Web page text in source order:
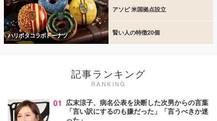
ハリポタコラボドーナツ
アソビ 米国拠点設立
賢い人の特徴20個
記事ランキング
RANKING
01 広末涼子、病名公表を決断した次男からの言葉
「言い訳にするのも嫌だった」「言うべきか迷